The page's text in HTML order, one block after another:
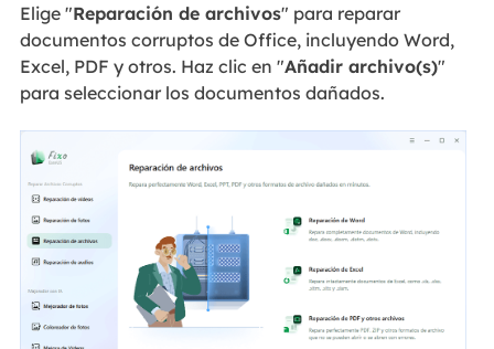
Elige "Reparación de archivos" para reparar
documentos corruptos de Office, incluyendo Word,
Excel, PDF y otros. Haz clic en "Añadir archivo(s)"
para seleccionar los documentos dañados.